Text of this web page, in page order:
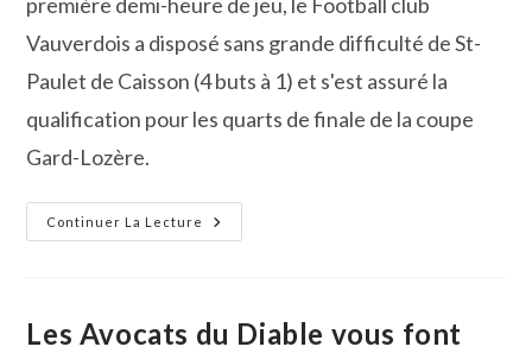
première demi-heure de jeu, le Football club
Vauverdois a disposé sans grande difficulté de St-
Paulet de Caisson (4 buts à 1) et s'est assuré la
qualification pour les quarts de finale de la coupe
Gard-Lozère.
Continuer La Lecture
Les
Résultats
2017
Les Avocats du Diable vous font